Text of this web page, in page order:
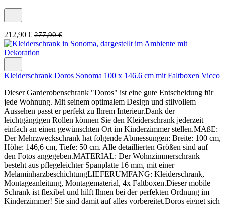
212,90 € 277,90 €
Kleiderschrank Doros Sonoma 100 x 146.6 cm mit Faltboxen Vicco
Dieser Garderobenschrank "Doros" ist eine gute Entscheidung für
jede Wohnung. Mit seinem optimalem Design und stilvollem
Aussehen passt er perfekt zu Ihrem Interieur.Dank der
leichtgängigen Rollen können Sie den Kleiderschrank jederzeit
einfach an einen gewünschten Ort im Kinderzimmer stellen.MAßE:
Der Mehrzweckschrank hat folgende Abmessungen: Breite: 100 cm,
Höhe: 146,6 cm, Tiefe: 50 cm. Alle detaillierten Größen sind auf
den Fotos angegeben.MATERIAL: Der Wohnzimmerschrank
besteht aus pflegeleichter Spanplatte 16 mm, mit einer
MelaminharzbeschichtungLIEFERUMFANG: Kleiderschrank,
Montageanleitung, Montagematerial, 4x Faltboxen.Dieser mobile
Schrank ist flexibel und hilft Ihnen bei der perfekten Ordnung im
Kinderzimmer! Sie sind damit auf alles vorbereitet.Doros eignet sich